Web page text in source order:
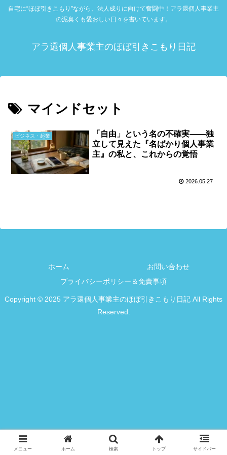
自宅に“ほぼ引きこもり”ながら、法人成りに向けて奮闘中！アラ還個人事業主
の泥臭くも愛おしい日々を書いています。
アラ還個人事業主のほぼ引きこもり日記
マインドセット
ビジネス・起業
「自由」という名の不確実――独
立して見えた『名ばかり個人事業
主』の私と、これからの覚悟
2026.05.27
ホーム
お問い合わせ
プライバシーポリシー＆免責事項
Copyright © 2025 アラ還個人事業主のほぼ引きこもり日記 All Rights
Reserved.
メニュー ホーム 検索 トップ サイドバー